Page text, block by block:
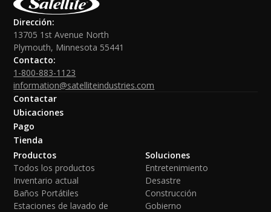
Dirección:
13705 1st Avenue North
Plymouth, Minnesota 55441
Contacto:
1-800-883-1123
information@satelliteindustries.com
Contactar
Ubicaciones
Pago
Tienda
Productos
Todos los productos
Inventario actual
Baños Portátiles
Estaciones de lavado de
Soluciones
Entretenimiento
Desastre
Construcción
Gobierno